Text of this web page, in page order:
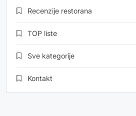
Recenzije restorana
TOP liste
Sve kategorije
Kontakt